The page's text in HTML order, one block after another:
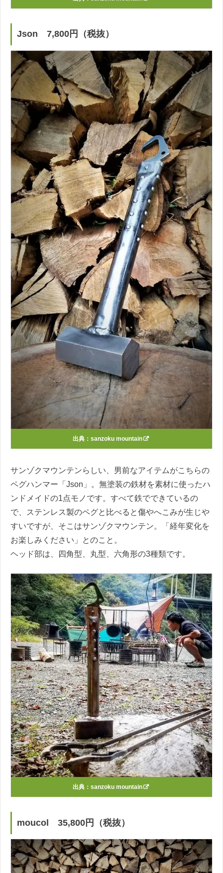
Json 7,800円（税抜）
出典： sanzoku mountain
サンゾクマウンテンらしい、男前なアイテムがこちらの
ペグハンマー「Json」。無塗装の鉄材を素材に使ったハ
ンドメイドの1点モノです。すべて鉄でできているの
で、ステンレス製のペグと比べると傷やへこみが生じや
すいですが、そこはサンゾクマウンテン。「経年変化を
お楽しみください」とのこと。
ヘッド部は、四角型、丸型、六角形の3種類です。
出典： sanzoku mountain
moucol 35,800円（税抜）